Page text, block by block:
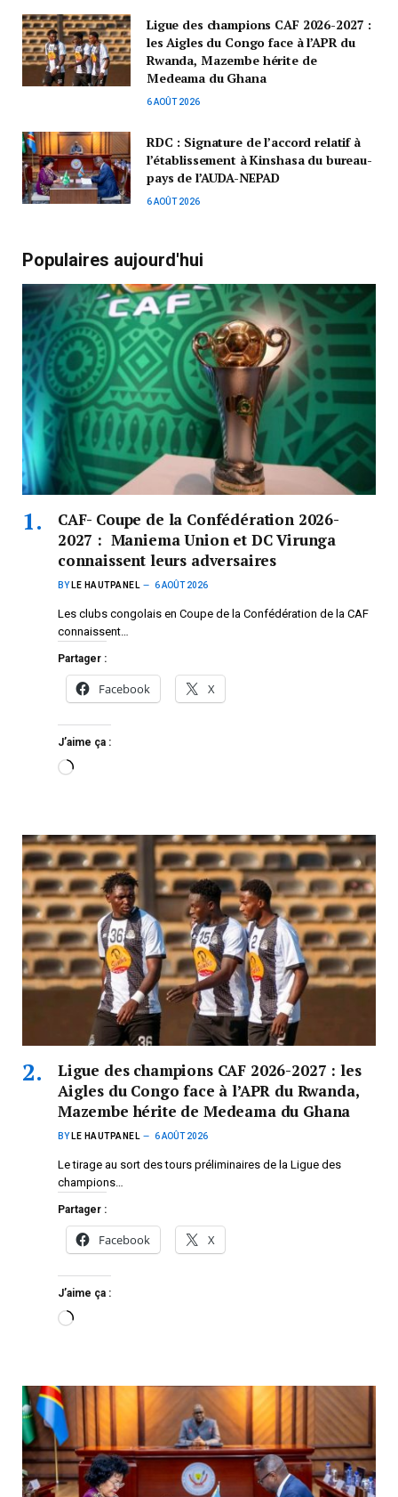
Ligue des champions CAF 2026-2027 :
les Aigles du Congo face à l’APR du
Rwanda, Mazembe hérite de
Medeama du Ghana
6 AOÛT 2026
RDC : Signature de l’accord relatif à
l’établissement à Kinshasa du bureau-
pays de l’AUDA-NEPAD
6 AOÛT 2026
Populaires aujourd'hui
CAF- Coupe de la Confédération 2026-
2027 : Maniema Union et DC Virunga
connaissent leurs adversaires
BY LE HAUTPANEL 6 AOÛT 2026
Les clubs congolais en Coupe de la Confédération de la CAF
connaissent…
Partager :
Facebook X
J’aime ça :
Ligue des champions CAF 2026-2027 : les
Aigles du Congo face à l’APR du Rwanda,
Mazembe hérite de Medeama du Ghana
BY LE HAUTPANEL 6 AOÛT 2026
Le tirage au sort des tours préliminaires de la Ligue des
champions…
Partager :
Facebook X
J’aime ça :